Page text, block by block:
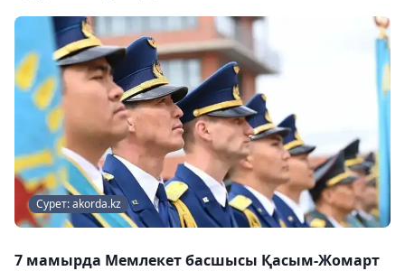
Сурет: akorda.kz
7 мамырда Мемлекет басшысы Қасым-Жомарт